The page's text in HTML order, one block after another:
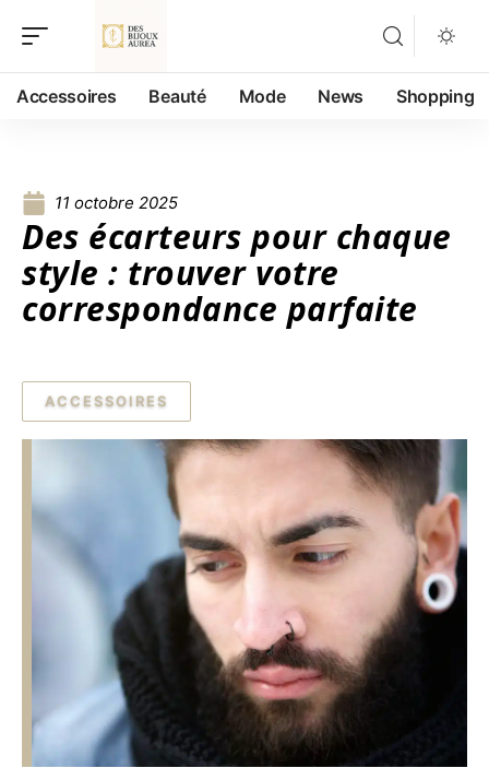
Accessoires Beauté Mode News Shopping
11 octobre 2025
Des écarteurs pour chaque
style : trouver votre
correspondance parfaite
ACCESSOIRES